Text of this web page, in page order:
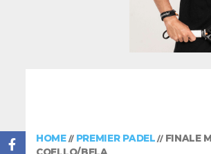
HOME// PREMIER PADEL // FINALE